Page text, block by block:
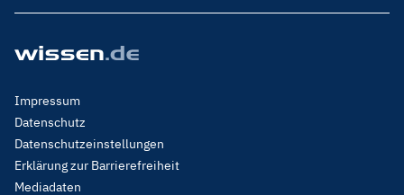
Footer
Menu
Legal
Impressum
Datenschutz
Datenschutzeinstellungen
Erklärung zur Barrierefreiheit
Mediadaten